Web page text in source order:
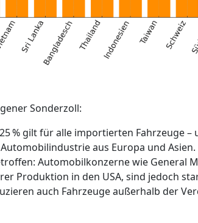
Sonderzoll:
% gilt für alle importierten Fahrzeuge
aus Europa und Asien.
Automobilkonzerne wie General
Produktion in den USA, sind jedoch
auch Fahrzeuge außerhalb der